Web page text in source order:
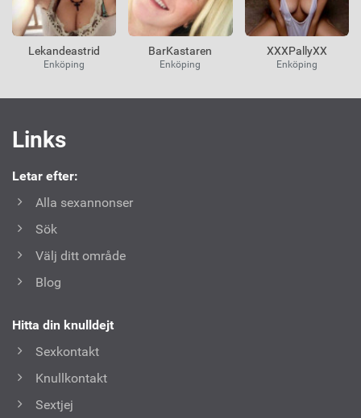
Lekandeastrid
Enköping
BarKastaren
Enköping
XXXPallyXX
Enköping
Användbara
länkar
Links
Letar efter:
Alla sexannonser
Sök
Välj ditt område
Blog
Hitta din knulldejt
Sexkontakt
Knullkontakt
Sextjej